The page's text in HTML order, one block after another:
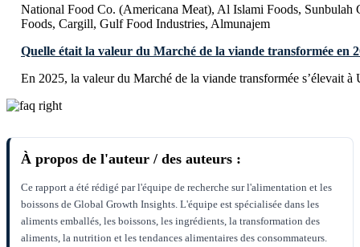
National Food Co. (Americana Meat), Al Islami Foods, Sunbulah
Foods, Cargill, Gulf Food Industries, Almunajem
Quelle était la valeur du Marché de la viande transformée en
En 2025, la valeur du Marché de la viande transformée s’élevait
À propos de l'auteur / des auteurs :
Ce rapport a été rédigé par l'équipe de recherche sur l'alimentation et les
boissons de Global Growth Insights. L'équipe est spécialisée dans les
aliments emballés, les boissons, les ingrédients, la transformation des
aliments, la nutrition et les tendances alimentaires des consommateurs.